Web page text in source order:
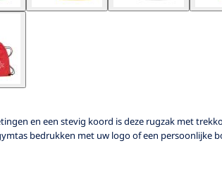
en een stevig koord is deze rugzak met
bedrukken met uw logo of een persoonlijke